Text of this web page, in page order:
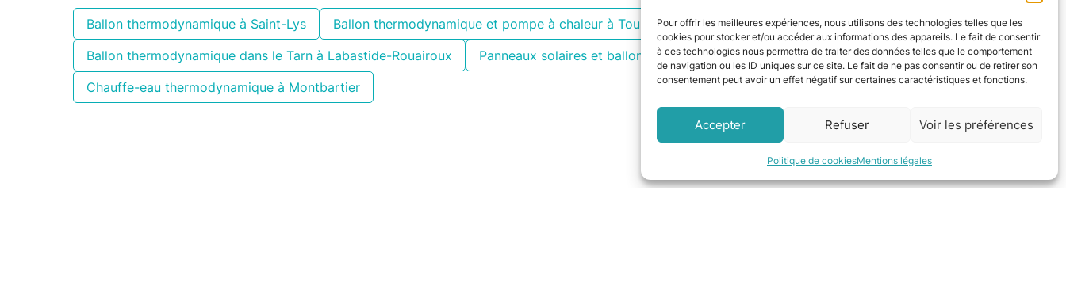
Pour offrir les meilleures expériences, nous utilisons des technologies telles que les
cookies pour stocker et/ou accéder aux informations des appareils. Le fait de consentir
à ces technologies nous permettra de traiter des données telles que le comportement
de navigation ou les ID uniques sur ce site. Le fait de ne pas consentir ou de retirer son
consentement peut avoir un effet négatif sur certaines caractéristiques et fonctions.
Accepter Refuser Voir les préférences
Politique de cookiesMentions légales
Ballon thermodynamique à Saint-Lys Ballon thermodynamique et pompe à chaleur à Toulouse
Ballon thermodynamique à Cayrac
Ballon thermodynamique dans le Tarn à Labastide-Rouairoux
Panneaux solaires et ballon thermodynamique à Baziège
Chauffe-eau thermodynamique à Montbartier